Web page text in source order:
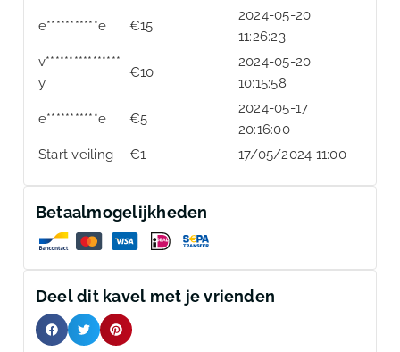
e***********e €15
2024-05-20
11:26:23
v****************
y
€10
2024-05-20
10:15:58
e***********e €5
2024-05-17
20:16:00
Start veiling
€1 17/05/2024 11:00
Betaalmogelijkheden
Deel dit kavel met je vrienden